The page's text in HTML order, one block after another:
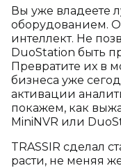
Вы уже владеете
оборудованием.
интеллект. Не
DuoStation быть
Превратите их в
бизнеса уже
активации
покажем, как
MiniNVR или
TRASSIR сделал
расти, не меняя